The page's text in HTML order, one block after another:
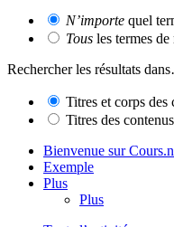
N’importe quel
Tous les termes
Rechercher les résultats
Titres et corps des
Titres des
Bienvenue sur
Exemple
Plus
Plus